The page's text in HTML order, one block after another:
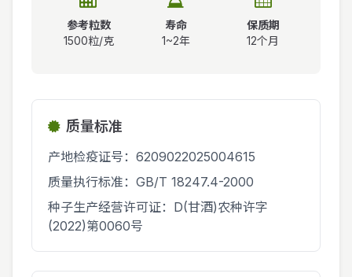
参考粒数
1500粒/克
寿命
1~2年
保质期
12个月
质量标准
产地检疫证号：6209022025004615
质量执行标准：GB/T 18247.4-2000
种子生产经营许可证：D(甘酒)农种许字
(2022)第0060号